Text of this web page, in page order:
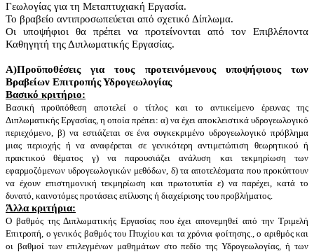
Γεωλογίας για τη Μεταπτυχιακή Εργασία.
Το βραβείο αντιπροσωπεύεται από σχετικό Δίπλωμα.
Οι υποψήφιοι θα πρέπει να προτείνονται από τον Επιβλέποντα
Καθηγητή της Διπλωματικής Εργασίας.
Α)Προϋποθέσεις για τους προτεινόμενους υποψήφιους των
Βραβείων Επιτροπής Υδρογεωλογίας
Βασικό κριτήριο:
Βασική προϋπόθεση αποτελεί ο τίτλος και το αντικείμενο έρευνας της
Διπλωματικής Εργασίας, η οποία πρέπει: α) να έχει αποκλειστικά υδρογεωλογικό
περιεχόμενο, β) να εστιάζεται σε ένα συγκεκριμένο υδρογεωλογικό πρόβλημα
μιας περιοχής ή να αναφέρεται σε γενικότερη αντιμετώπιση θεωρητικού ή
πρακτικού θέματος γ) να παρουσιάζει ανάλυση και τεκμηρίωση των
εφαρμοζόμενων υδρογεωλογικών μεθόδων, δ) τα αποτελέσματα που προκύπτουν
να έχουν επιστημονική τεκμηρίωση και πρωτοτυπία ε) να παρέχει, κατά το
δυνατό, καινοτόμες προτάσεις επίλυσης ή διαχείρισης του προβλήματος.
Άλλα κριτήρια:
Ο βαθμός της Διπλωματικής Εργασίας που έχει απονεμηθεί από την Τριμελή
Επιτροπή, o γενικός βαθμός του Πτυχίου και τα χρόνια φοίτησης., o αριθμός και
οι βαθμοί των επιλεγμένων μαθημάτων στο πεδίο της Υδρογεωλογίας, ή των